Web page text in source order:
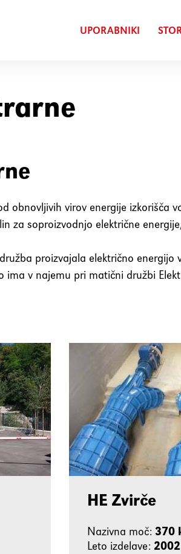
UPORABNIKI
obnovljivih virov energije izkorišča
za soproizvodnjo električne
proizvajala električno
ima v najemu pri matični družbi
HE Zvirče
Nazivna moč: 370
Leto izdelave: 2002